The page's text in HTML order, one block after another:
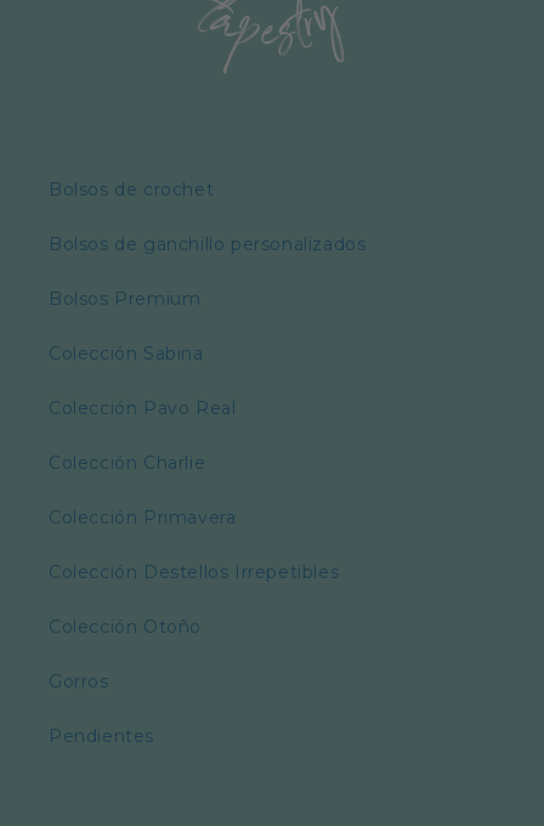
Bolsos de crochet
Bolsos de ganchillo personalizados
Bolsos Premium
Colección Sabina
Colección Pavo Real
Colección Charlie
Colección Primavera
Colección Destellos Irrepetibles
Colección Otoño
Gorros
Pendientes